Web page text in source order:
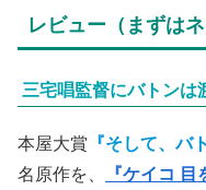
レビュー（まずはネ
三宅唱監督にバトンは
本屋大賞 『そして、バ
名原作を、
『ケイコ 目